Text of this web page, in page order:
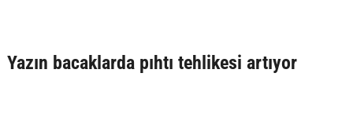
Yazın bacaklarda pıhtı tehlikesi artıyor